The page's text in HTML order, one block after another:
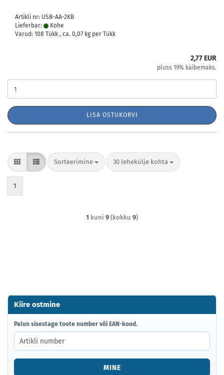
Artikli nr: USB-AA-2KB
Lieferbar:
Kohe
Varud: 108 Tükk , ca. 0,07 kg per Tükk
2,77 EUR
pluss 19% käibemaks.
LISA OSTUKORVI
Sorteerimine
Sorteerimine 30 lehekülje kohta
lehekülje kohta
1
1 kuni 9 (kokku 9)
Kiire ostmine
PALUN
SISESTAGE
TOOTE
NUMBER
VÕI
Palun sisestage toote number või EAN-kood.
MINE